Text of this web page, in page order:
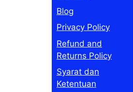
Blog
Privacy Policy
Refund and
Returns Policy
Syarat dan
Ketentuan